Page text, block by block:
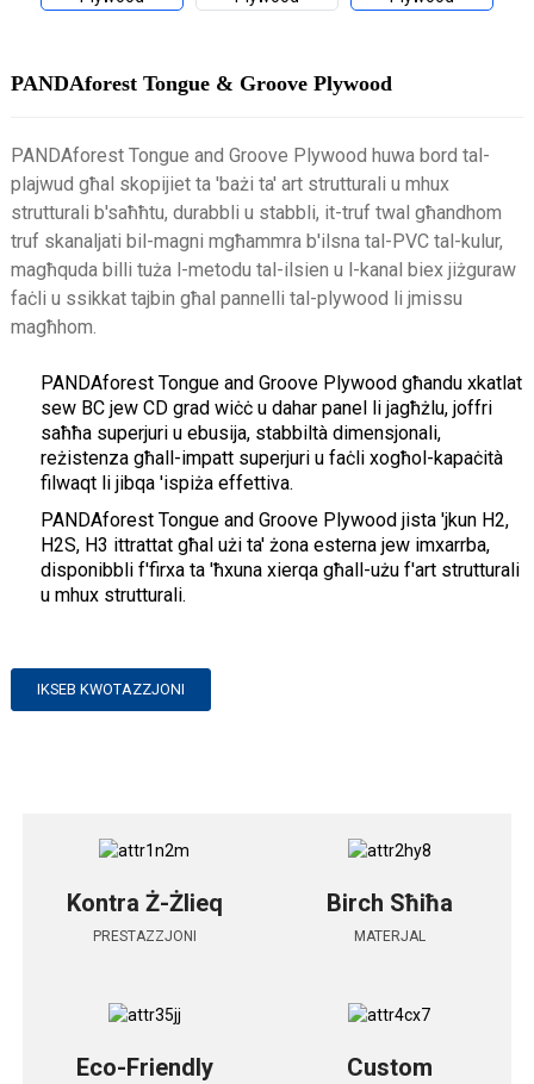
PANDAforest Tongue & Groove Plywood
PANDAforest Tongue and Groove Plywood huwa bord tal-
plajwud għal skopijiet ta 'bażi ​​ta' art strutturali u mhux
strutturali b'saħħtu, durabbli u stabbli, it-truf twal għandhom
truf skanaljati bil-magni mgħammra b'ilsna tal-PVC tal-kulur,
magħquda billi tuża l-metodu tal-ilsien u l-kanal biex jiżguraw
faċli u ssikkat tajbin għal pannelli tal-plywood li jmissu
magħhom.
PANDAforest Tongue and Groove Plywood għandu xkatlat
sew BC jew CD grad wiċċ u dahar panel li jagħżlu, joffri
saħħa superjuri u ebusija, stabbiltà dimensjonali,
reżistenza għall-impatt superjuri u faċli xogħol-kapaċità
filwaqt li jibqa 'ispiża effettiva.
PANDAforest Tongue and Groove Plywood jista 'jkun H2,
H2S, H3 ittrattat għal użi ta' żona esterna jew imxarrba,
disponibbli f'firxa ta 'ħxuna xierqa għall-użu f'art strutturali
u mhux strutturali.
IKSEB KWOTAZZJONI
Kontra Ż-Żlieq
PRESTAZZJONI
Birch Sħiħa
MATERJAL
Eco-Friendly Custom